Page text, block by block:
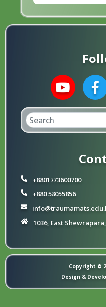
+8801773600700
+880 58055856
1036, East
Copyright ©
Design &